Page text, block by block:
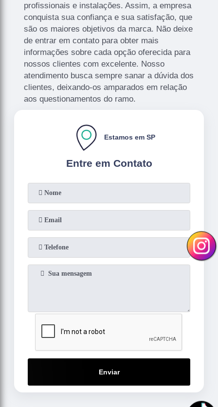
profissionais e instalações. Assim, a empresa
conquista sua confiança e sua satisfação, que
são os maiores objetivos da marca. Não deixe
de entrar em contato para obter mais
informações sobre cada opção oferecida para
nossos clientes com excelente. Nosso
atendimento busca sempre sanar a dúvida dos
clientes, deixando-os amparados em relação
aos questionamentos do ramo.
Entre em Contato
Estamos em SP
Enviar